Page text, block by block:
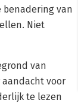
benadering van
Niet
van
voor
te lezen